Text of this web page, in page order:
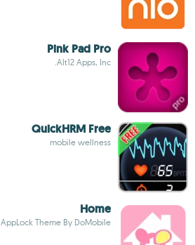
Pink Pad Pro
Alt12 Apps, Inc.
QuickHRM Free
mobile wellness
Home
AppLock Theme By DoMobile